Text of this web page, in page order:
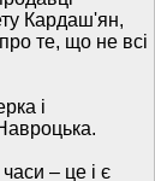
Кардаш'ян,
те, що не всі
і
– це і є